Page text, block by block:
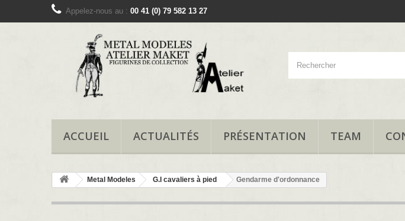
Appelez-nous au : 00 41 (0) 79 582 13 27
ACCUEIL ACTUALITÉS PRÉSENTATION TEAM
Metal Modeles G.I cavaliers à pied Gendarme d'ordonnance